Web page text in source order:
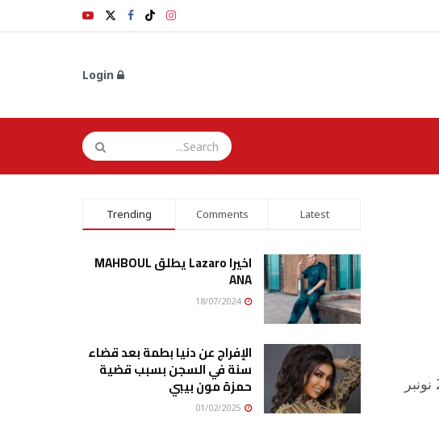
رفضت المحكمة الابتدائية بمدينة صفرو صباح الخميس 20 نونبر
Trending Comments Latest
اخيرا Lazaro يطلق MAHBOUL
ANA
18/07/2024
الإفراج عن دنيا بطمة بعد قضاء
سنة في السجن بسبب قضية
حمزة مون بيبي